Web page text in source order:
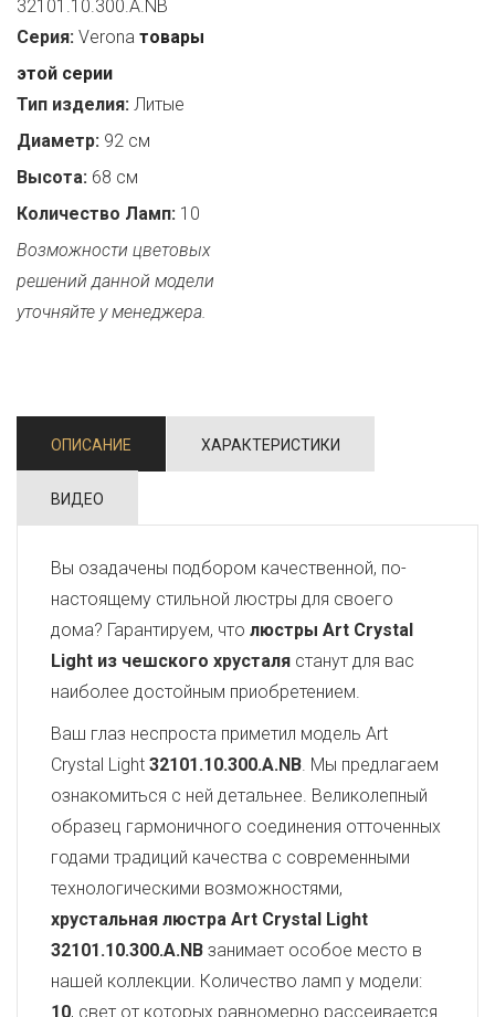
32101.10.300.A.NB
Серия: Verona товары
этой серии
Тип изделия: Литые
Диаметр: 92 см
Высота: 68 см
Количество Ламп: 10
Возможности цветовых
решений данной модели
уточняйте у менеджера.
ОПИСАНИЕ ХАРАКТЕРИСТИКИ
ВИДЕО
Вы озадачены подбором качественной, по-
настоящему стильной люстры для своего
дома? Гарантируем, что люстры Art Crystal
Light из чешского хрусталя станут для вас
наиболее достойным приобретением.
Ваш глаз неспроста приметил модель Art
Crystal Light 32101.10.300.A.NB. Мы предлагаем
ознакомиться с ней детальнее. Великолепный
образец гармоничного соединения отточенных
годами традиций качества с современными
технологическими возможностями,
хрустальная люстра Art Crystal Light
32101.10.300.A.NB занимает особое место в
нашей коллекции. Количество ламп у модели:
10, свет от которых равномерно рассеивается